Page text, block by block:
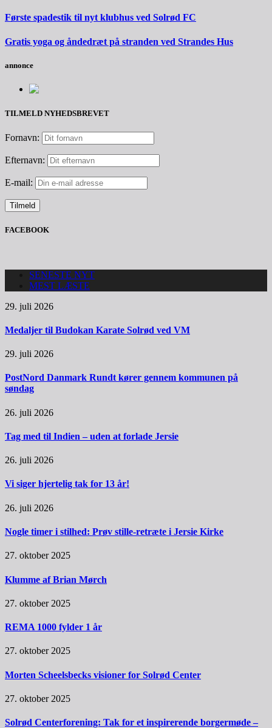
Første spadestik til nyt klubhus ved Solrød FC
Gratis yoga og åndedræt på stranden ved Strandes Hus
annonce
TILMELD NYHEDSBREVET
Fornavn:
Efternavn:
E-mail:
FACEBOOK
SENESTE NYT
MEST LÆSTE
29. juli 2026
Medaljer til Budokan Karate Solrød ved VM
29. juli 2026
PostNord Danmark Rundt kører gennem kommunen på
søndag
26. juli 2026
Tag med til Indien – uden at forlade Jersie
26. juli 2026
Vi siger hjertelig tak for 13 år!
26. juli 2026
Nogle timer i stilhed: Prøv stille-retræte i Jersie Kirke
27. oktober 2025
Klumme af Brian Mørch
27. oktober 2025
REMA 1000 fylder 1 år
27. oktober 2025
Morten Scheelsbecks visioner for Solrød Center
27. oktober 2025
Solrød Centerforening: Tak for et inspirerende borgermøde –